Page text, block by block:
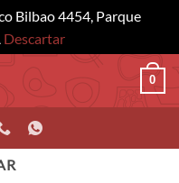
Bilbao 4454, Parque
Descartar
0